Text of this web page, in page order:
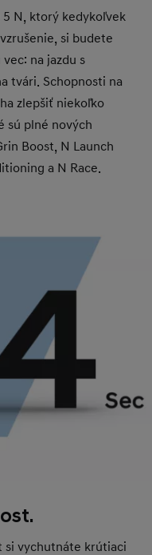
N, ktorý kedykoľvek
si budete
na jazdu s
tvári. Schopnosti na
zlepšiť niekoľko
sú plné nových
Boost, N Launch
a N Race.
si vychutnáte krútiaci